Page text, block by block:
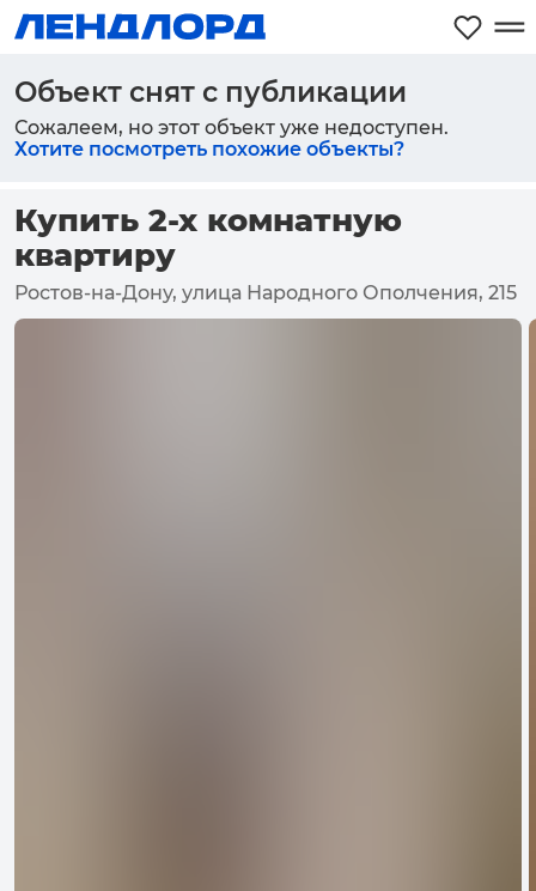
Объект снят с публикации
Сожалеем, но этот объект уже недоступен.
Хотите посмотреть похожие объекты?
Купить 2-х комнатную
квартиру
Ростов-на-Дону, улица Народного Ополчения, 215